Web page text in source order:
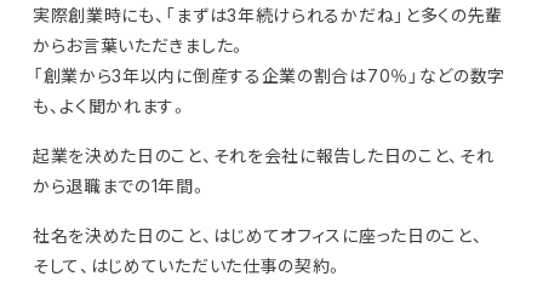
実際創業時にも、「まずは3年続けられるかだね」と多くの先輩
からお言葉いただきました。
「創業から3年以内に倒産する企業の割合は70％」などの数字
も、よく聞かれます。
起業を決めた日のこと、それを会社に報告した日のこと、それ
から退職までの1年間。
社名を決めた日のこと、はじめてオフィスに座った日のこと、
そして、はじめていただいた仕事の契約。